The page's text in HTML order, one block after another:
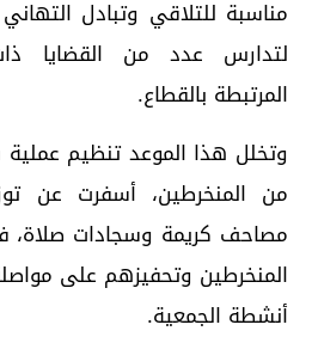
مناسبة للتلاقي وتبادل
لتدارس عدد من القضايا
المرتبطة بالقطاع.
وتخلل هذا الموعد تنظيم
من المنخرطين، أسفرت عن
مصاحف كريمة وسجادات صلاة،
المنخرطين وتحفيزهم على
أنشطة الجمعية.